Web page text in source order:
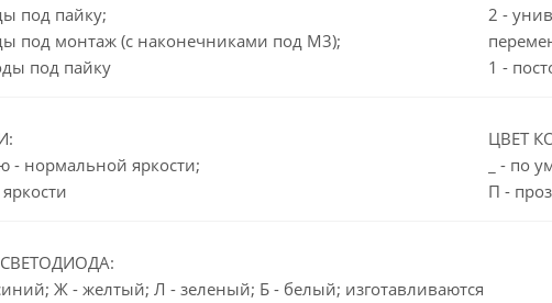
под пайку;
под монтаж (с наконечниками под М3);
под пайку
2 -
1 -
- нормальной яркости;
ЦВЕТ
_ - по
П -
Ж - желтый; Л - зеленый; Б - белый; изготавливаются